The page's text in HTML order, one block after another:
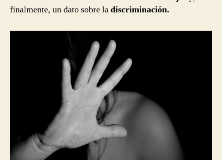
finalmente, un dato sobre ladiscriminación.